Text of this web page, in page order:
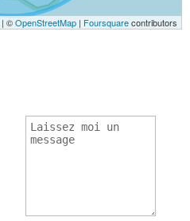
| ©OpenStreetMap | Foursquarecontributors